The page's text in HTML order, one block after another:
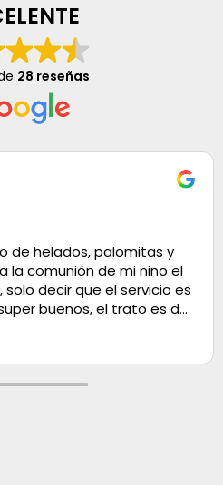
28 reseñas
de helados, palomitas y
la comunión de mi niño el
decir que el servicio es
buenos, el trato es de